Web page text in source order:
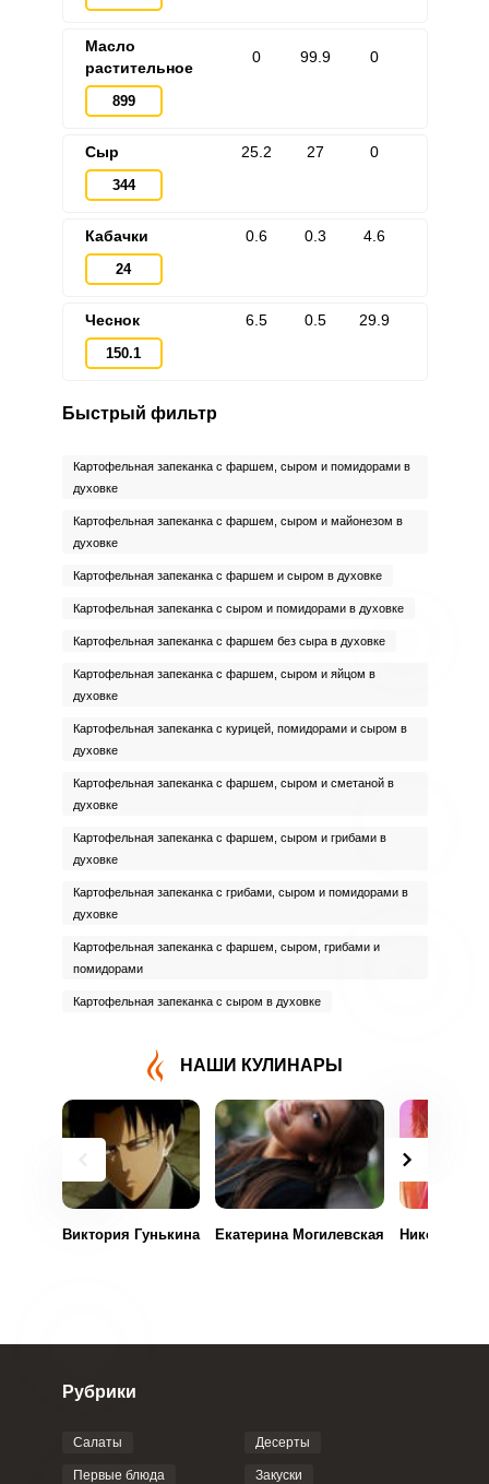
Масло
растительное
899
0 99.9 0
Сыр
344
25.2 27 0
Кабачки
24
0.6 0.3 4.6
Чеснок
150.1
6.5 0.5 29.9
Быстрый фильтр
Картофельная запеканка с фаршем, сыром и помидорами в
духовке
Картофельная запеканка с фаршем, сыром и майонезом в
духовке
Картофельная запеканка с фаршем и сыром в духовке
Картофельная запеканка с сыром и помидорами в духовке
Картофельная запеканка с фаршем без сыра в духовке
Картофельная запеканка с фаршем, сыром и яйцом в
духовке
Картофельная запеканка с курицей, помидорами и сыром в
духовке
Картофельная запеканка с фаршем, сыром и сметаной в
духовке
Картофельная запеканка с фаршем, сыром и грибами в
духовке
Картофельная запеканка с грибами, сыром и помидорами в
духовке
Картофельная запеканка с фаршем, сыром, грибами и
помидорами
Картофельная запеканка с сыром в духовке
НАШИ КУЛИНАРЫ
Виктория Гунькина Екатерина Могилевская Николай
Рубрики
Салаты
Первые блюда
Десерты
Закуски